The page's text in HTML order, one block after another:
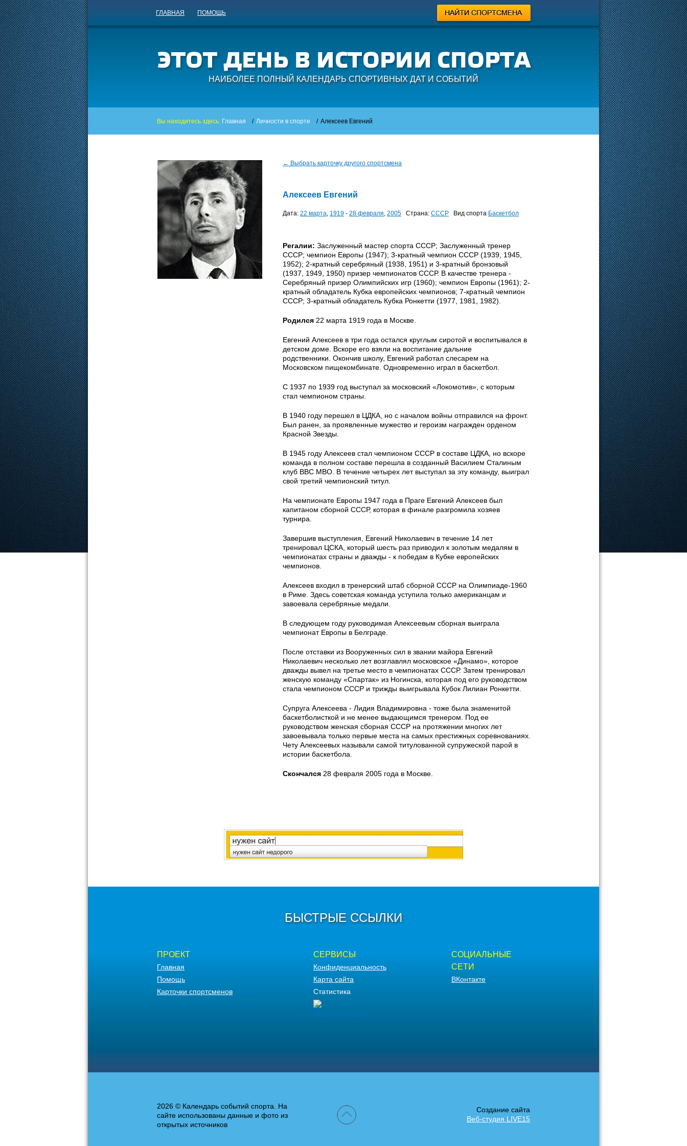
ГЛАВНАЯ ПОМОЩЬ
НАИБОЛЕЕ ПОЛНЫЙ КАЛЕНДАРЬ СПОРТИВНЫХ ДАТ И СОБЫТИЙ
Вы находитесь здесь: Главная / Личности в спорте / Алексеев Евгений
← Выбрать карточку другого спортсмена
Алексеев Евгений
Дата: 22 марта, 1919 - 28 февраля, 2005 Страна: СССР Вид спорта Баскетбол
Регалии: Заслуженный мастер спорта СССР; Заслуженный тренер
СССР; чемпион Европы (1947); 3-кратный чемпион СССР (1939, 1945,
1952); 2-кратный серебряный (1938, 1951) и 3-кратный бронзовый
(1937, 1949, 1950) призер чемпионатов СССР. В качестве тренера -
Серебряный призер Олимпийских игр (1960); чемпион Европы (1961); 2-
кратный обладатель Кубка европейских чемпионов; 7-кратный чемпион
СССР; 3-кратный обладатель Кубка Ронкетти (1977, 1981, 1982).
Родился 22 марта 1919 года в Москве.
Евгений Алексеев в три года остался круглым сиротой и воспитывался в
детском доме. Вскоре его взяли на воспитание дальние
родственники. Окончив школу, Евгений работал слесарем на
Московском пищекомбинате. Одновременно играл в баскетбол.
С 1937 по 1939 год выступал за московский «Локомотив», с которым
стал чемпионом страны.
В 1940 году перешел в ЦДКА, но с началом войны отправился на фронт.
Был ранен, за проявленные мужество и героизм награжден орденом
Красной Звезды.
В 1945 году Алексеев стал чемпионом СССР в составе ЦДКА, но вскоре
команда в полном составе перешла в созданный Василием Сталиным
клуб ВВС МВО. В течение четырех лет выступал за эту команду, выиграл
свой третий чемпионский титул.
На чемпионате Европы 1947 года в Праге Евгений Алексеев был
капитаном сборной СССР, которая в финале разгромила хозяев
турнира.
Завершив выступления, Евгений Николаевич в течение 14 лет
тренировал ЦСКА, который шесть раз приводил к золотым медалям в
чемпионатах страны и дважды - к победам в Кубке европейских
чемпионов.
Алексеев входил в тренерский штаб сборной СССР на Олимпиаде-1960
в Риме. Здесь советская команда уступила только американцам и
завоевала серебряные медали.
В следующем году руководимая Алексеевым сборная выиграла
чемпионат Европы в Белграде.
После отставки из Вооруженных сил в звании майора Евгений
Николаевич несколько лет возглавлял московское «Динамо», которое
дважды вывел на третье место в чемпионатах СССР. Затем тренировал
женскую команду «Спартак» из Ногинска, которая под его руководством
стала чемпионом СССР и трижды выигрывала Кубок Лилиан Ронкетти.
Супруга Алексеева - Лидия Владимировна - тоже была знаменитой
баскетболисткой и не менее выдающимся тренером. Под ее
руководством женская сборная СССР на протяжении многих лет
завоевывала только первые места на самых престижных соревнованиях.
Чету Алексеевых называли самой титулованной супружеской парой в
истории баскетбола.
Скончался 28 февраля 2005 года в Москве.
БЫСТРЫЕ ССЫЛКИ
ПРОЕКТ
Главная
Помощь
Карточки спортсменов
СЕРВИСЫ
Конфиденциальность
Карта сайта
Статистика
СОЦИАЛЬНЫЕ
СЕТИ
ВКонтакте
2026 © Календарь событий спорта. На
сайте использованы данные и фото из
открытых источников
Создание сайта
Веб-студия LIVE15